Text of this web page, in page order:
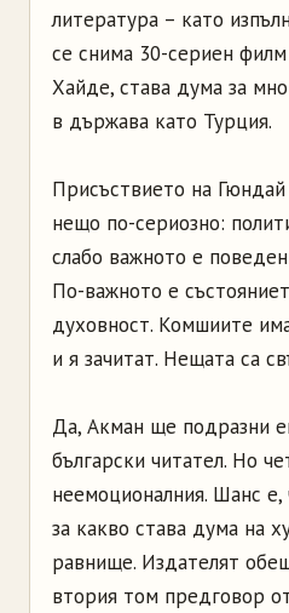
литература – като
се снима 30-сериен
Хайде, става дума за
в държава като Турция.
Присъствието на Гюндай
нещо по-сериозно:
слабо важното е
По-важното е
духовност. Комшиите
и я зачитат. Нещата са
Да, Акман ще подразни
български читател. Но
неемоционалния. Шанс
за какво става дума на
равнище. Издателят
втория том предговор